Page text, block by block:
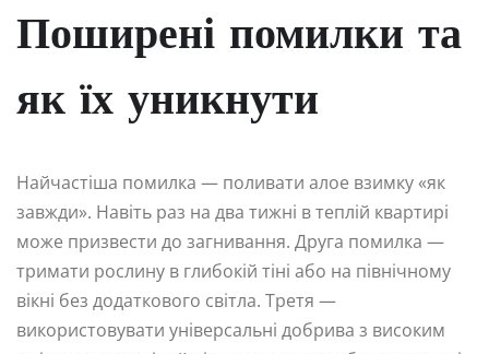
Поширені помилки та
як їх уникнути
Найчастіша помилка — поливати алое взимку «як
завжди». Навіть раз на два тижні в теплій квартирі
може призвести до загнивання. Друга помилка —
тримати рослину в глибокій тіні або на північному
вікні без додаткового світла. Третя —
використовувати універсальні добрива з високим